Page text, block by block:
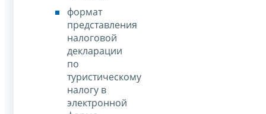
формат
представления
налоговой
декларации
по
туристическому
налогу в
электронной